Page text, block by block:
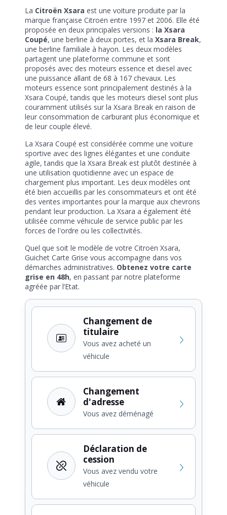
La Citroën Xsara est une voiture produite par la
marque française Citroën entre 1997 et 2006. Elle été
proposée en deux principales versions : la Xsara
Coupé, une berline à deux portes, et la Xsara Break,
une berline familiale à hayon. Les deux modèles
partagent une plateforme commune et sont
proposés avec des moteurs essence et diesel avec
une puissance allant de 68 à 167 chevaux. Les
moteurs essence sont principalement destinés à la
Xsara Coupé, tandis que les moteurs diesel sont plus
couramment utilisés sur la Xsara Break en raison de
leur consommation de carburant plus économique et
de leur couple élevé.
La Xsara Coupé est considérée comme une voiture
sportive avec des lignes élégantes et une conduite
agile, tandis que la Xsara Break est plutôt destinée à
une utilisation quotidienne avec un espace de
chargement plus important. Les deux modèles ont
été bien accueillis par les consommateurs et ont été
des ventes importantes pour la marque aux chevrons
pendant leur production. La Xsara a également été
utilisée comme véhicule de service public par les
forces de l'ordre ou les collectivités.
Quel que soit le modèle de votre Citroën Xsara,
Guichet Carte Grise vous accompagne dans vos
démarches administratives. Obtenez votre carte
grise en 48h, en passant par notre plateforme
agréée par l’Etat.
Changement de
titulaire
Vous avez acheté un
véhicule
Changement
d'adresse
Vous avez déménagé
Déclaration de
cession
Vous avez vendu votre
véhicule